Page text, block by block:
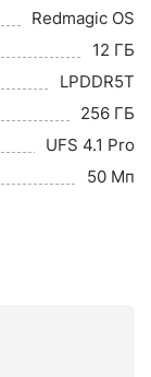
Redmagic OS
12 ГБ
LPDDR5T
256 ГБ
UFS 4.1 Pro
50 Мп